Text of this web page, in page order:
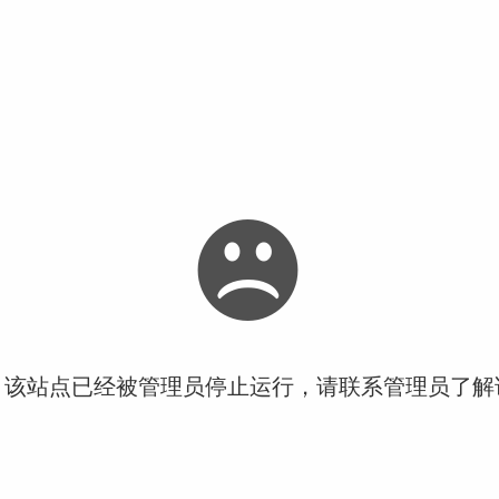
站点已经被管理员停止运行，请联系管理员了